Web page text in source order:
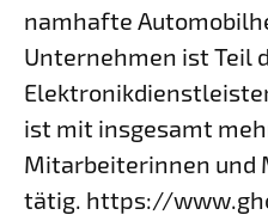
namhafte
Unternehmen ist Teil
ist mit insgesamt
Mitarbeiterinnen
tätig. https://